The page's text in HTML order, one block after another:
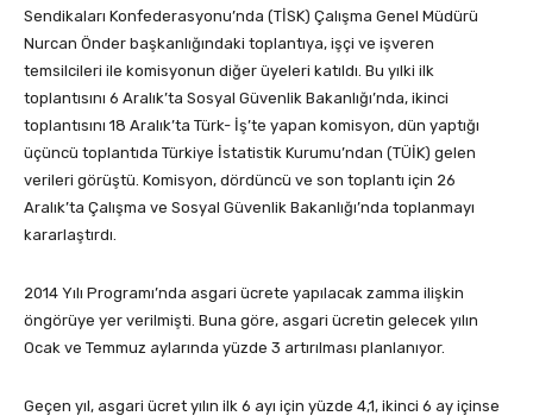
Sendikaları Konfederasyonu’nda (TİSK) Çalışma Genel Müdürü
Nurcan Önder başkanlığındaki toplantıya, işçi ve işveren
temsilcileri ile komisyonun diğer üyeleri katıldı . Bu yılki ilk
toplantısını 6 Aralık’ta Sosyal Güvenlik Bakanlığı’nda, ikinci
toplantısını 18 Aralık’ta Türk- İş’te yapan komisyon, dün yaptığı
üçüncü toplantıda Türkiye İstatistik Kurumu’ndan (TÜİK) gelen
verileri görüştü. Komisyon, dördüncü ve son toplantı için 26
Aralık’ta Çalışma ve Sosyal Güvenlik Bakanlığı’nda toplanmayı
kararlaştırdı.
2014 Yılı Programı’nda asgari ücrete yapılacak zamma ilişkin
öngörüye yer verilmişti. Buna göre, asgari ücretin gelecek yılın
Ocak ve Temmuz aylarında yüzde 3 artırılması planlanıyor.
Geçen yıl, asgari ücret yılın ilk 6 ayı için yüzde 4,1, ikinci 6 ay içinse